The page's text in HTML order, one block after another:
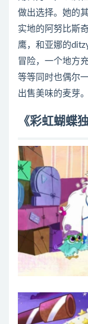
做出选择。她的
实地的阿努比斯
鹰，和亚娜的
冒险，一个地方
等等同时也偶尔
出售美味的麦芽。
《彩虹蝴蝶